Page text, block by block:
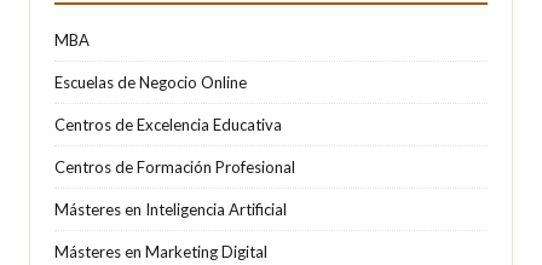
MBA
Escuelas de Negocio Online
Centros de Excelencia Educativa
Centros de Formación Profesional
Másteres en Inteligencia Artificial
Másteres en Marketing Digital